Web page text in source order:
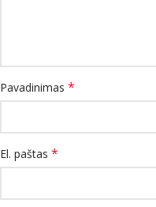
Pavadinimas *
El. paštas *